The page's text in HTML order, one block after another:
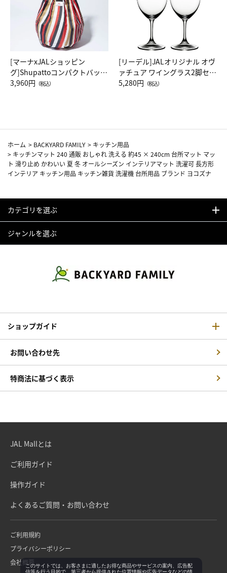
[マーナxJALショッピン
グ]Shupattoコンパクトバッグ
Drop JAL客室乗務員（LC）ス
3,960円 （税込）
[リーデル]JALオリジナル オヴ
ァチュア ワイングラス2脚セッ
ト（レッドワイン）
5,280円 （税込）
ホーム > BACKYARD FAMILY > キッチン用品
> キッチンマット 240 通販 おしゃれ 洗える 約45 × 240cm 台所マット マッ
ト 滑り止め かわいい 夏 冬 オールシーズン インテリアマット 洗濯可 長方形
インテリア キッチン用品 キッチン雑貨 洗濯機 台所用品 ブランド ヨコズナ
カテゴリを選ぶ
ジャンルを選ぶ
ショップガイド
お問い合わせ先
特商法に基づく表示
JAL Mallとは
ご利用ガイド
操作ガイド
よくあるご質問・お問い合わせ
ご利用規約
プライバシーポリシー
会社概要このサイトでは、お客さまに適したお得な商品やサービスの案内、広告配
信等を行う目的で、第三者から提供された位置情報や広告データなどの情